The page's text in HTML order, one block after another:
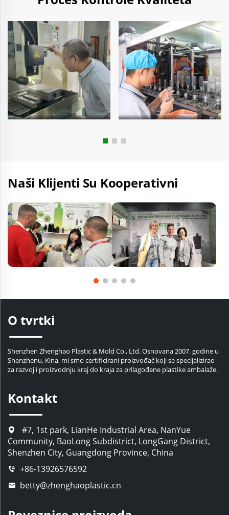
Naši Klijenti Su Kooperativni
O tvrtki
Shenzhen Zhenghao Plastic & Mold Co., Ltd. Osnovana 2007. godine u
Shenzhenu, Kina, mi smo certificirani proizvođač koji se specijalizirao
za razvoj i proizvodnju kraj do kraja za prilagođene plastike ambalaže.
Kontakt
#7, 1st park, LianHe Industrial Area, NanYue
Community, BaoLong Subdistrict, LongGang District,
Shenzhen City, Guangdong Province, China
+86-13926576592
betty@zhenghaoplastic.cn